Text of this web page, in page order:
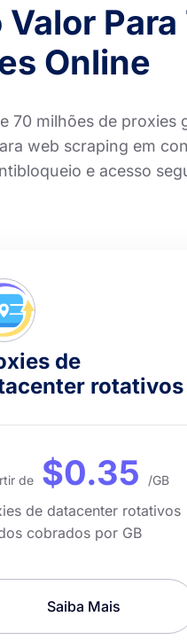
Para
Online
70 milhões de proxies
web scraping em
e acesso
de
rotativos
de $0.35 /GB
de datacenter rotativos
cobrados por GB
Saiba Mais